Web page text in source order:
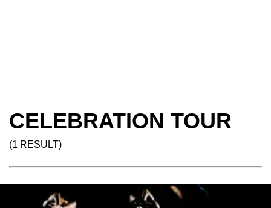
CELEBRATION TOUR
(1 RESULT)